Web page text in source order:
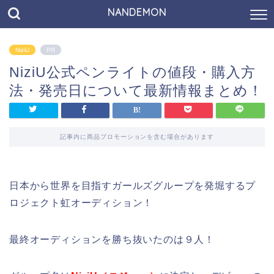
NANDEMON
NiziU PR
NiziU公式ペンライトの値段・購入方
法・発売日について最新情報まとめ！
記事内に商品プロモーションを含む場合があります
日本から世界を目指すガールズグループを発堀するプ
ロジェクト虹オーディション！
最終オーディションを勝ち抜いたのは９人！